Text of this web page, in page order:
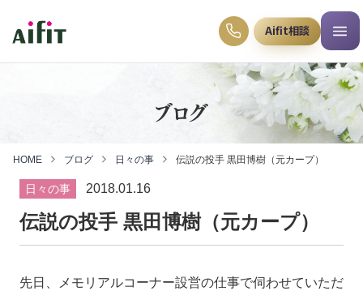
Aifit相談
ブログ
HOME ブログ 日々の事 伝説の投手 黒田博樹（元カープ）
日々の事 2018.01.16
伝説の投手 黒田博樹（元カープ）
先日、メモリアルコーナー設営の仕事で伺わせていただ